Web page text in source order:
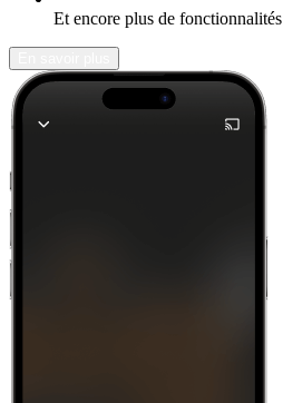
Et encore plus de fonctionnalités